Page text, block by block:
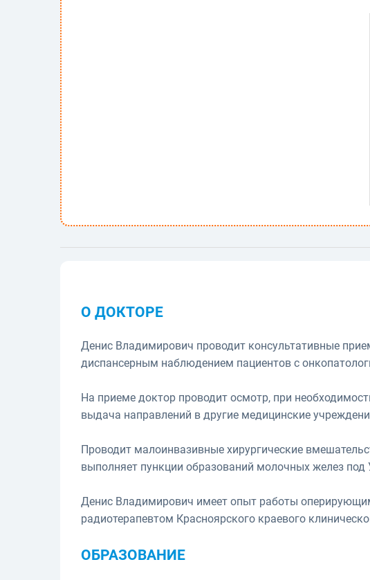
О ДОКТОРЕ
Денис Владимирович проводит консультативные
диспансерным наблюдением пациентов с
На приеме доктор проводит осмотр, при
выдача направлений в другие медицинские
Проводит малоинвазивные хирургические
выполняет пункции образований молочных желез
Денис Владимирович имеет опыт работы
радиотерапевтом Красноярского краевого
ОБРАЗОВАНИЕ